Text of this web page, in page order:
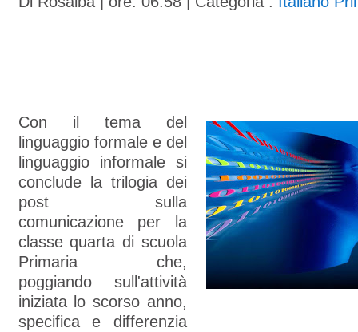
Con il tema del
linguaggio formale e del
linguaggio informale si
conclude la trilogia dei
post sulla
comunicazione per la
classe quarta di scuola
Primaria che,
poggiando sull'attività
iniziata lo scorso anno,
specifica e differenzia